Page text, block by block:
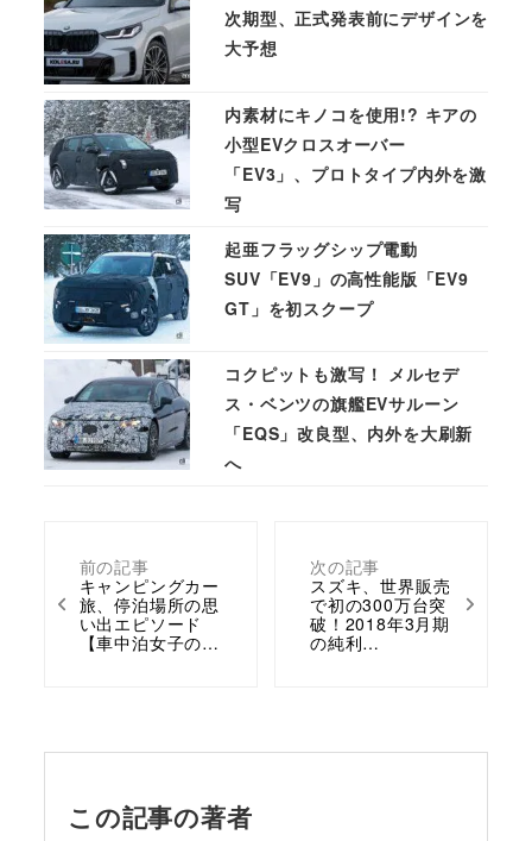
前の記事
キャンピングカー
旅、停泊場所の思
い出エピソード
【車中泊女子の…
次の記事
スズキ、世界販売
で初の300万台突
破！2018年3月期
の純利…
次期型、正式発表前にデザインを
大予想
内素材にキノコを使用!? キアの
小型EVクロスオーバー
「EV3」、プロトタイプ内外を激
写
起亜フラッグシップ電動
SUV「EV9」の高性能版「EV9
GT」を初スクープ
コクピットも激写！ メルセデ
ス・ベンツの旗艦EVサルーン
「EQS」改良型、内外を大刷新
へ
この記事の著者